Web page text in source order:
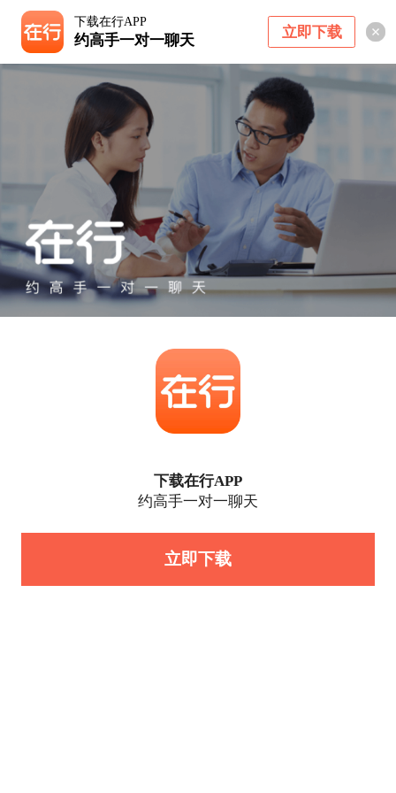
下载在行APP
约高手一对一聊天 立即下载
下载在行APP
约高手一对一聊天
立即下载